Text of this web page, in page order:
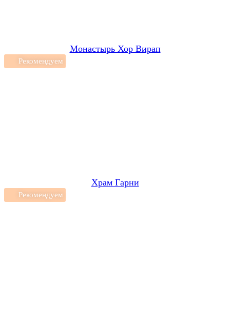
Монастырь Хор Вирап
Рекомендуем
Храм Гарни
Рекомендуем